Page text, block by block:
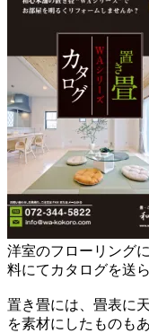
洋室のフローリング
料にてカタログを送
置き畳には、畳表に
を素材にしたものも